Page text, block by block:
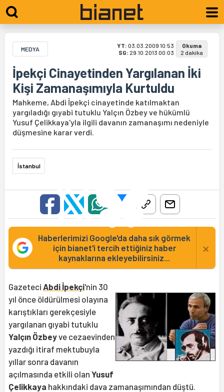
MEDYA YT: 03.03.2009 10:53
SG: 29.10.2013 00:03
Okuma
2 dakika
İpekçi Cinayetinden Yargılanan İki
Kişi Zamanaşımıyla Kurtuldu
Mahkeme, Abdi İpekçi cinayetinde katılmaktan
yargıladığı gıyabi tutuklu Yalçın Özbey ve hükümlü
Yusuf Çelikkaya'yla ilgili davanın zamanaşımı nedeniyle
düşmesine karar verdi.
İstanbul
Haberlerimizi Google'da daha sık görmek
için bianet'i tercih ettiğiniz haber
kaynaklarına ekleyebilirsiniz...
×
Gazeteci Abdi İpekçi'nin 30
yıl önce öldürülmesi olayına
karıştıkları gerekçesiyle
yargılanan gıyabi tutuklu
Yalçın Özbeyve cezaevinden
yazdığı itiraf mektubuyla
yıllar sonra davanın
açılmasında etkili olan Yusuf
Çelikkaya hakkındaki dava zamanaşımından düştü.